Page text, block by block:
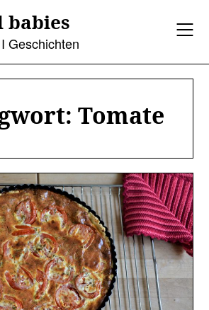
babies
Geschichten
Tomate